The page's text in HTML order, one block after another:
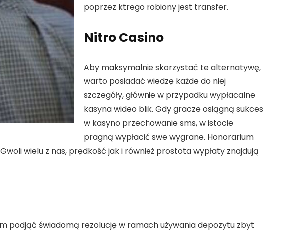
poprzez ktrego robiony jest transfer.
Nitro Casino
Aby maksymalnie skorzystać te alternatywę,
warto posiadać wiedzę każde do niej
szczegóły, głównie w przypadku wypłacalne
kasyna wideo blik. Gdy gracze osiągną sukces
w kasyno przechowanie sms, w istocie
pragną wypłacić swe wygrane. Honorarium
wielu z nas, prędkość jak i również prostota wypłaty znajdują
podjąć świadomą rezolucję w ramach używania depozytu zbyt